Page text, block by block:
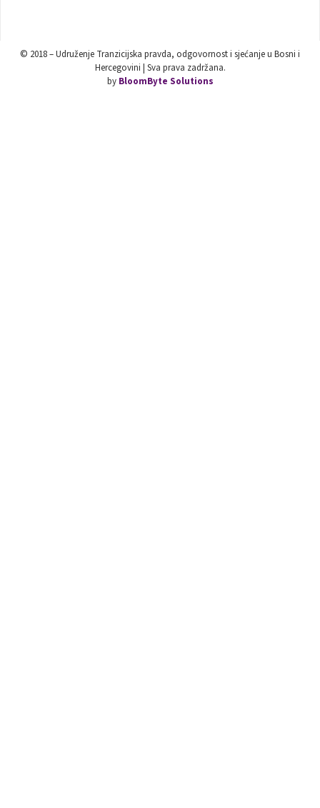
© 2018 – Udruženje Tranzicijska pravda, odgovornost i sjećanje u Bosni i
Hercegovini | Sva prava zadržana.
by BloomByte Solutions